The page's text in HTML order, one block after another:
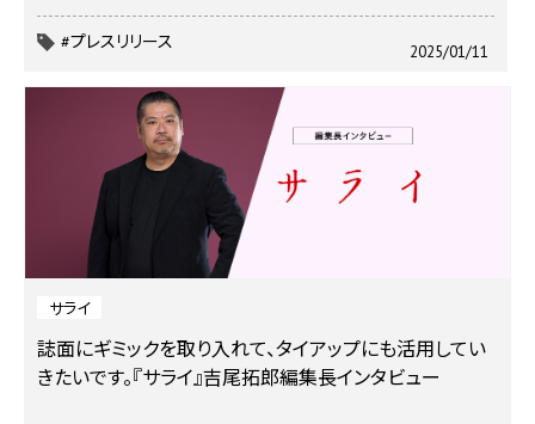
2025/01/11
#プレスリリース
サライ
誌面にギミックを取り入れて、タイアップにも活用してい
きたいです。『サライ』吉尾拓郎編集長インタビュー